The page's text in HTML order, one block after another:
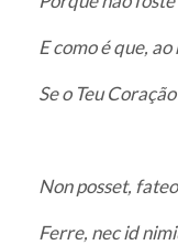
E como é que,
Se o Teu
Non posset,
Ferre, nec id